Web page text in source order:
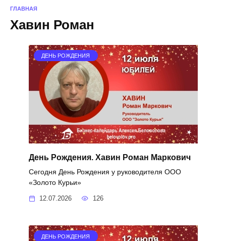
ГЛАВНАЯ
Хавин Роман
ДЕНЬ РОЖДЕНИЯ
День Рождения. Хавин Роман Маркович
Сегодня День Рождения у руководителя ООО
«Золото Курьи»
12.07.2026 126
ДЕНЬ РОЖДЕНИЯ